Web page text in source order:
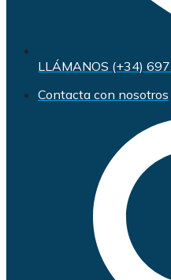
LLÁMANOS (+34)
Contacta con nosotros